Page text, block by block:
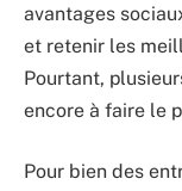
avantages
et retenir les
Pourtant,
encore à faire le
Pour bien des